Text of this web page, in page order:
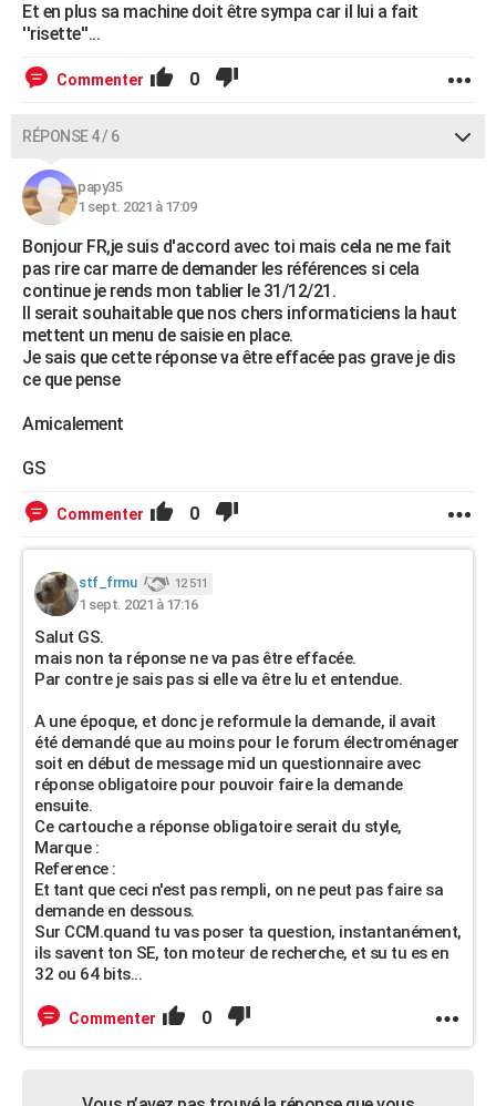
Et en plus sa machine doit être sympa car il lui a fait
''risette''...
Commenter 0
RÉPONSE 4 / 6
papy35
1 sept. 2021 à 17:09
Bonjour FR,je suis d'accord avec toi mais cela ne me fait
pas rire car marre de demander les références si cela
continue je rends mon tablier le 31/12/21.
Il serait souhaitable que nos chers informaticiens la haut
mettent un menu de saisie en place.
Je sais que cette réponse va être effacée pas grave je dis
ce que pense
Amicalement
GS
Commenter 0
stf_frmu 12 511
1 sept. 2021 à 17:16
Salut GS.
mais non ta réponse ne va pas être effacée.
Par contre je sais pas si elle va être lu et entendue.
A une époque, et donc je reformule la demande, il avait
été demandé que au moins pour le forum électroménager
soit en début de message mid un questionnaire avec
réponse obligatoire pour pouvoir faire la demande
ensuite.
Ce cartouche a réponse obligatoire serait du style,
Marque :
Reference :
Et tant que ceci n'est pas rempli, on ne peut pas faire sa
demande en dessous.
Sur CCM.quand tu vas poser ta question, instantanément,
ils savent ton SE, ton moteur de recherche, et su tu es en
32 ou 64 bits...
Commenter 0